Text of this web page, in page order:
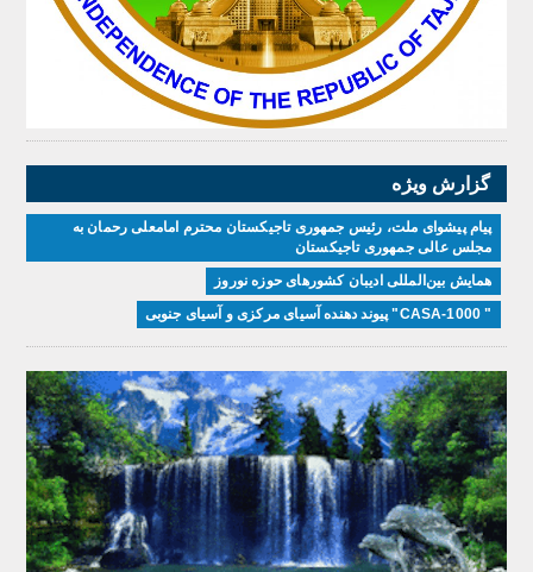
گزارش ویژه
پیام پیشوای ملت، رئیس جمهوری تاجیکستان محترم امامعلی رحمان به
مجلس عالی جمهوری تاجیکستان
همایش بین‌المللی ادیبان کشور‌های حوزه نوروز
" CASA-1000" پیوند دهنده آسیای مرکزی و آسیای جنوبی